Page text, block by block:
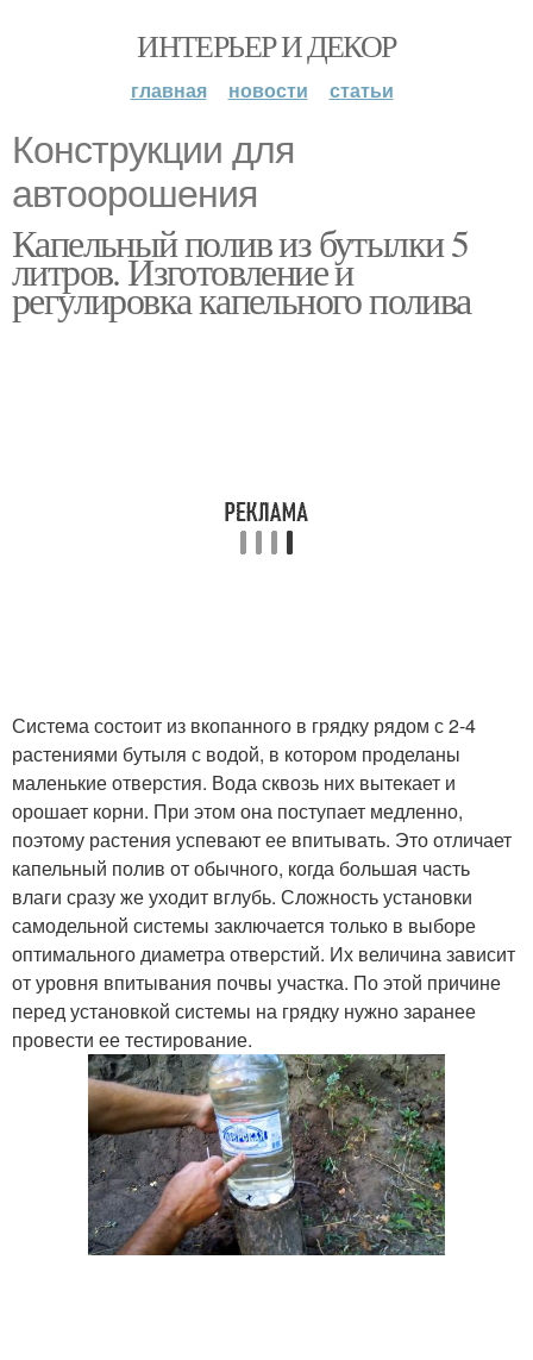
ИНТЕРЬЕР И ДЕКОР
главная новости статьи
Конструкции для
автоорошения
Капельный полив из бутылки 5
литров. Изготовление и
регулировка капельного полива
Система состоит из вкопанного в грядку рядом с 2-4
растениями бутыля с водой, в котором проделаны
маленькие отверстия. Вода сквозь них вытекает и
орошает корни. При этом она поступает медленно,
поэтому растения успевают ее впитывать. Это отличает
капельный полив от обычного, когда большая часть
влаги сразу же уходит вглубь. Сложность установки
самодельной системы заключается только в выборе
оптимального диаметра отверстий. Их величина зависит
от уровня впитывания почвы участка. По этой причине
перед установкой системы на грядку нужно заранее
провести ее тестирование.